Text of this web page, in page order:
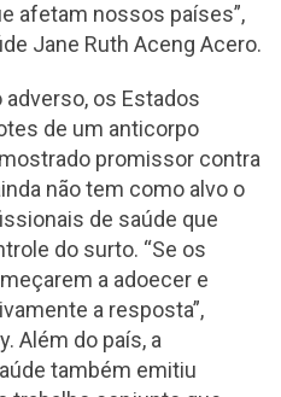
afetam nossos países”,
Jane Ruth Aceng Acero.
os Estados
de um anticorpo
promissor contra
não tem como alvo o
de saúde que
do surto. “Se os
a adoecer e
a resposta”,
Além do país, a
também emitiu